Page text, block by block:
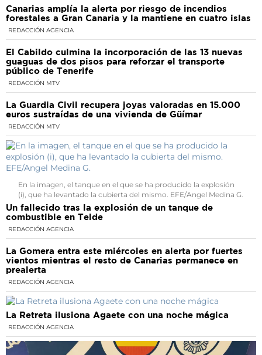
Canarias amplía la alerta por riesgo de incendios
forestales a Gran Canaria y la mantiene en cuatro islas
REDACCIÓN AGENCIA
El Cabildo culmina la incorporación de las 13 nuevas
guaguas de dos pisos para reforzar el transporte
público de Tenerife
REDACCIÓN MTV
La Guardia Civil recupera joyas valoradas en 15.000
euros sustraídas de una vivienda de Güímar
REDACCIÓN MTV
En la imagen, el tanque en el que se ha producido la explosión
(i), que ha levantado la cubierta del mismo. EFE/Angel Medina G.
Un fallecido tras la explosión de un tanque de
combustible en Telde
REDACCIÓN AGENCIA
La Gomera entra este miércoles en alerta por fuertes
vientos mientras el resto de Canarias permanece en
prealerta
REDACCIÓN AGENCIA
La Retreta ilusiona Agaete con una noche mágica
REDACCIÓN AGENCIA